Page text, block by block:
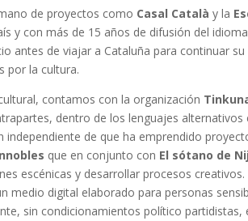
de proyectos como Casal Català y la
y con más de 15 años de difusión del
antes de viajar a Cataluña para continuar
por la cultura.
contamos con la organización
dentro de los lenguajes alternativos
independiente de que ha emprendido
que en conjunto con El sótano de
escénicas y desarrollar procesos
medio digital elaborado para personas
sin condicionamientos político partidistas,